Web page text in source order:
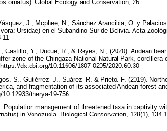
ornatus). Global Ecology and Conservation, 26.
J., Mcphee, N., Sánchez Arancibia, O. y Palacios
Ursidae) en el Subandino Sur de Bolivia. Acta
Castillo, Y., Duque, R., & Reyes, N., (2020). Andean
zone of the Chingaza National Natural Park, cordillera
dx.doi.org/10.11606/1807-0205/2020.60.30
S., Gutiérrez, J., Suárez, R. & Prieto, F. (2019).
and fragmentation of its associated Andean forest
therya-19-756
management of threatened taxa in captivity
in Venezuela. Biological Conservation, 129(1), 134-